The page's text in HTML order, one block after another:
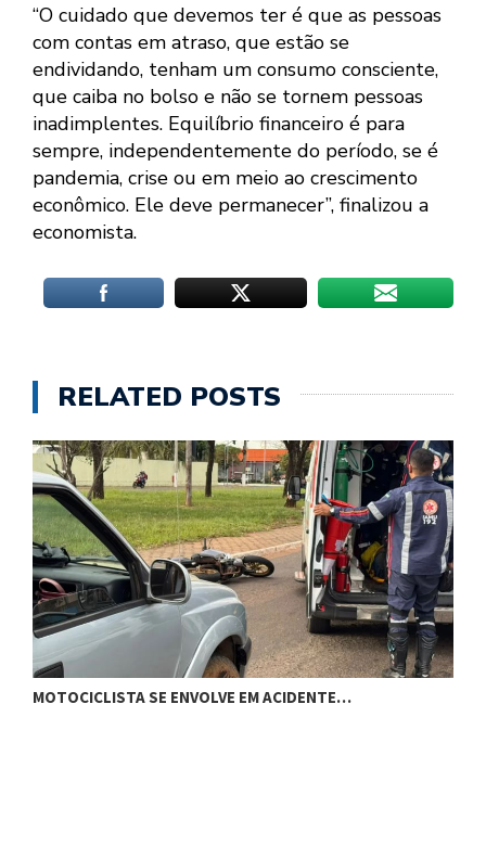
“O cuidado que devemos ter é que as pessoas
com contas em atraso, que estão se
endividando, tenham um consumo consciente,
que caiba no bolso e não se tornem pessoas
inadimplentes. Equilíbrio financeiro é para
sempre, independentemente do período, se é
pandemia, crise ou em meio ao crescimento
econômico. Ele deve permanecer”, finalizou a
economista.
RELATED POSTS
MOTOCICLISTA SE ENVOLVE EM ACIDENTE…